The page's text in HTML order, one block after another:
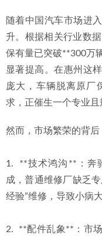
随着中国汽车市场进
升。根据相关行业数
保有量已突破**300万
显著提高。在惠州这
庞大，车辆脱离原厂
求，正催生一个专业且
然而，市场繁荣的背后
1.  **技术鸿沟**：奔
成，普通维修厂缺乏
经验”维修，导致小病
2.  **配件乱象**：市
惠城专业AMG专修
2026-07-02
2026年新消息：惠
2026年惠州水口车
障灯亮诊断服务团队？
2026-07-02